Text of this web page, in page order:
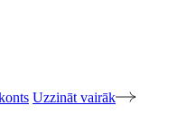
Uzzināt vairāk